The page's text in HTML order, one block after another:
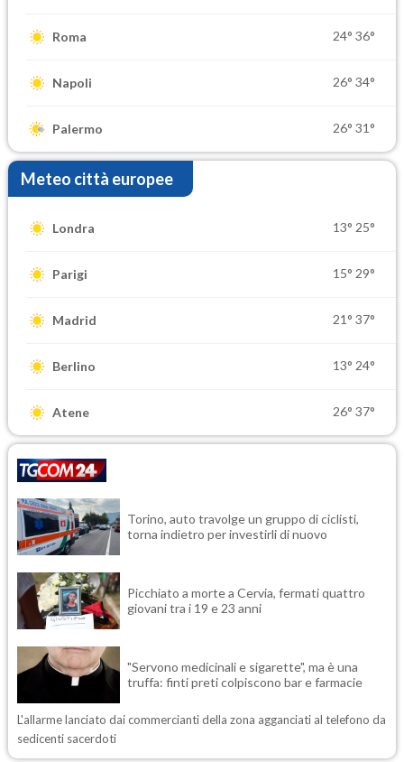
Roma 24° 36°
Napoli 26° 34°
Palermo 26° 31°
Meteo città europee
Londra 13° 25°
Parigi 15° 29°
Madrid 21° 37°
Berlino 13° 24°
Atene 26° 37°
Torino, auto travolge un gruppo di ciclisti,
torna indietro per investirli di nuovo
Picchiato a morte a Cervia, fermati quattro
giovani tra i 19 e 23 anni
"Servono medicinali e sigarette", ma è una
truffa: finti preti colpiscono bar e farmacie
L'allarme lanciato dai commercianti della zona agganciati al telefono da
sedicenti sacerdoti